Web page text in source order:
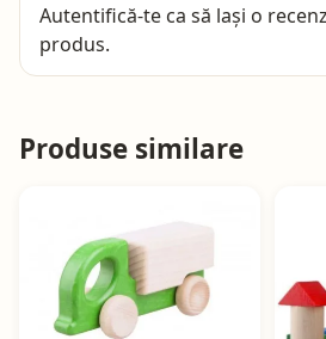
Autentifică-te ca să lași o
produs.
Produse similare